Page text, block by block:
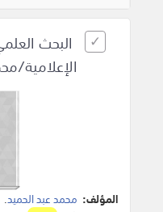
البحث
الإعلامية/
المؤلف: محمد عبد الحميد.